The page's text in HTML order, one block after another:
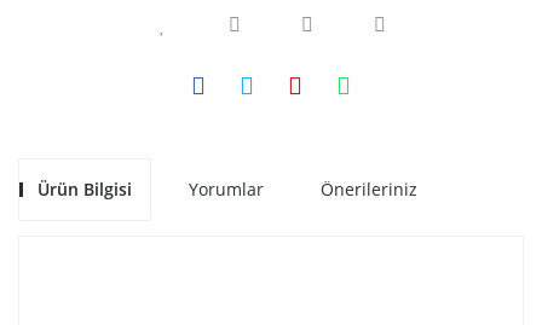
Ürün Bilgisi Yorumlar Önerileriniz